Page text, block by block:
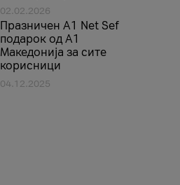
02.02.2026
Празничен A1 Net Sеf
подарок од А1
Македонија за сите
корисници
04.12.2025